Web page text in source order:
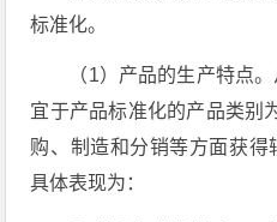
标准化。
（1）产品的生产特点
宜于产品标准化的产品类别
购、制造和分销等方面获得
具体表现为：